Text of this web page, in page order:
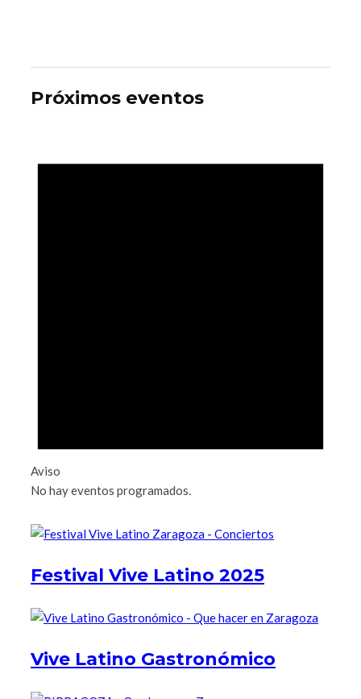
Próximos eventos
Aviso
No hay eventos programados.
Festival Vive Latino 2025
Vive Latino Gastronómico